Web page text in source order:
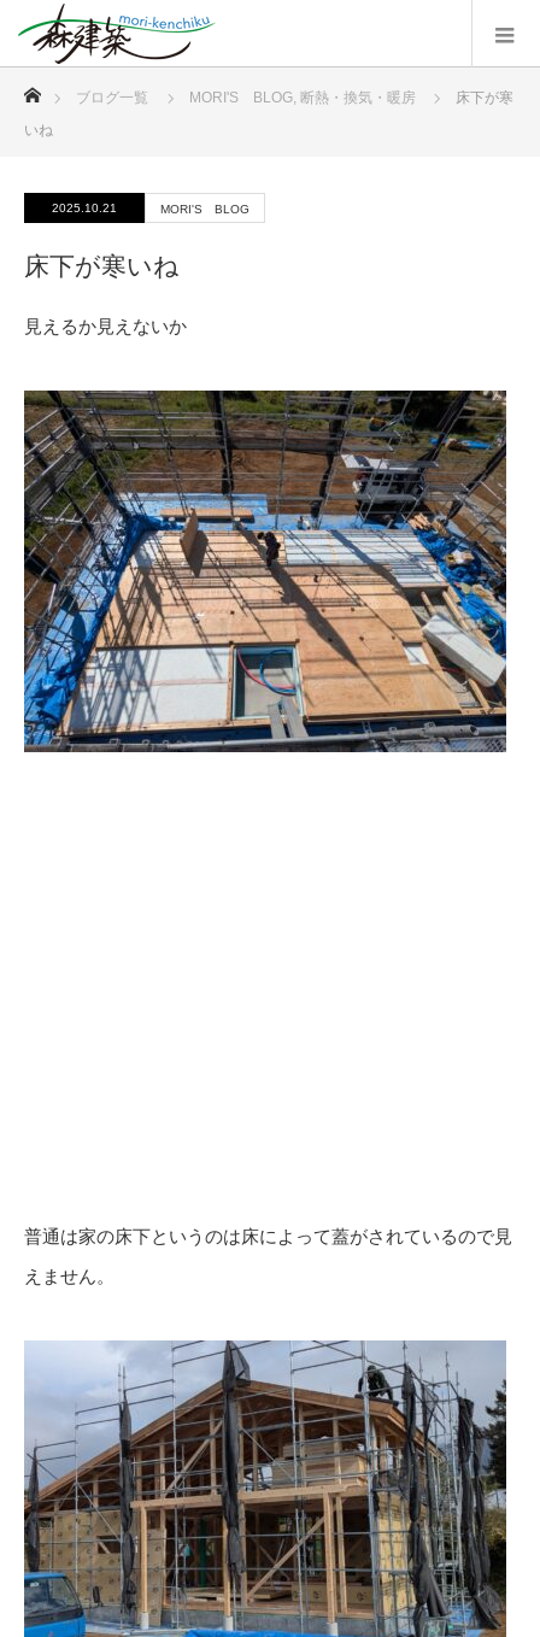
ブログ一覧 MORI'S BLOG, 断熱・換気・暖房
床下が寒
いね
2025.10.21 MORI'S BLOG
床下が寒いね
見えるか見えないか
普通は家の床下というのは床によって蓋がされているので見
えません。